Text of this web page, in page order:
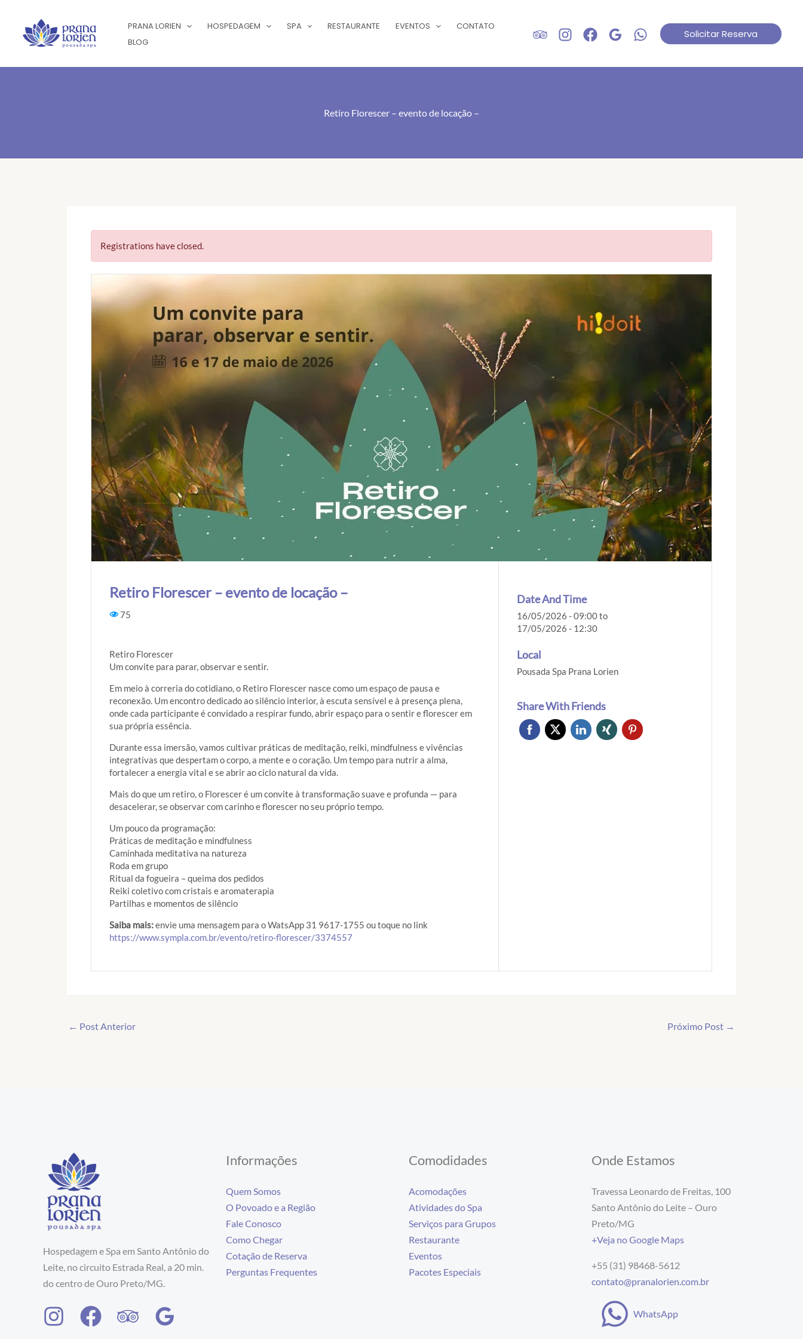
PRANA LORIEN HOSPEDAGEM SPA RESTAURANTE EVENTOS
CONTATO
BLOG
Solicitar Reserva
Retiro Florescer – evento de locação –
Registrations have closed.
Retiro Florescer – evento de locação –
75
Retiro Florescer
Um convite para parar, observar e sentir.
Em meio à correria do cotidiano, o Retiro Florescer nasce como um espaço de pausa e
reconexão. Um encontro dedicado ao silêncio interior, à escuta sensível e à presença plena,
onde cada participante é convidado a respirar fundo, abrir espaço para o sentir e florescer em
sua própria essência.
Durante essa imersão, vamos cultivar práticas de meditação, reiki, mindfulness e vivências
integrativas que despertam o corpo, a mente e o coração. Um tempo para nutrir a alma,
fortalecer a energia vital e se abrir ao ciclo natural da vida.
Mais do que um retiro, o Florescer é um convite à transformação suave e profunda — para
desacelerar, se observar com carinho e florescer no seu próprio tempo.
Um pouco da programação:
Práticas de meditação e mindfulness
Caminhada meditativa na natureza
Roda em grupo
Ritual da fogueira – queima dos pedidos
Reiki coletivo com cristais e aromaterapia
Partilhas e momentos de silêncio
Saiba mais:envie uma mensagem para o WatsApp 31 9617-1755 ou toque no link
https://www.sympla.com.br/evento/retiro-florescer/3374557
Date And Time
16/05/2026 - 09:00to
17/05/2026 - 12:30
Local
Pousada Spa Prana Lorien
Share With Friends
← Post Anterior Próximo Post →
Hospedagem e Spa em Santo Antônio do
Leite, no circuito Estrada Real, a 20 min.
do centro de Ouro Preto/MG.
Informações
Quem Somos
O Povoado e a Região
Fale Conosco
Como Chegar
Cotação de Reserva
Perguntas Frequentes
Comodidades
Acomodações
Atividades do Spa
Serviços para Grupos
Restaurante
Eventos
Pacotes Especiais
Onde Estamos
Travessa Leonardo de Freitas, 100
Santo Antônio do Leite – Ouro
Preto/MG
+Veja no Google Maps
+55 (31) 98468-5612
contato@pranalorien.com.br
WhatsApp